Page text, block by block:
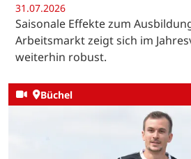
31.07.2026
Saisonale Effekte zum
Arbeitsmarkt zeigt sich im
weiterhin robust.
Büchel